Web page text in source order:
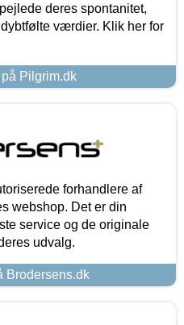
deres spontanitet,
værdier. Klik her for
Pilgrim.dk
forhandlere af
webshop. Det er din
service og de originale
udvalg.
Brodersens.dk